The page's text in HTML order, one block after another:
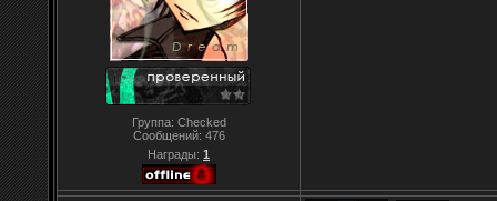
Группа: Checked
Сообщений: 476
Награды: 1